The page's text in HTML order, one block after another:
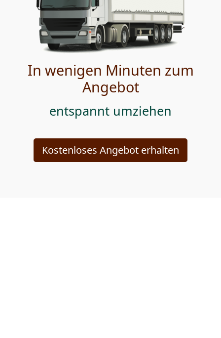
In wenigen Minuten zum
Angebot
entspannt umziehen
Kostenloses Angebot erhalten